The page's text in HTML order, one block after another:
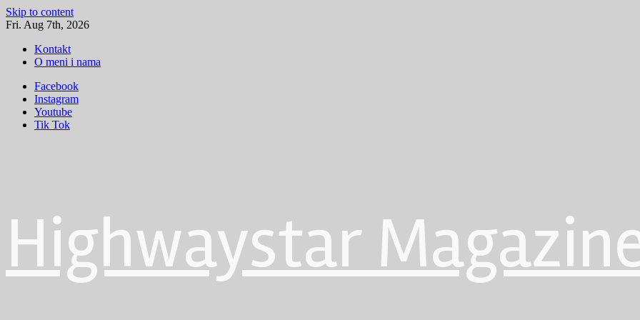
Skip to content
Fri. Aug 7th, 2026
Kontakt
O meni i nama
Facebook
Instagram
Youtube
Tik Tok
Highwaystar